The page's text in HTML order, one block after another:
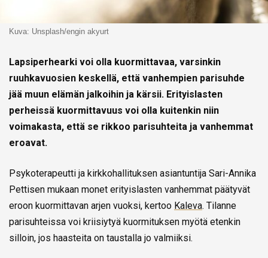
Kuva: Unsplash/engin akyurt
Lapsiperhearki voi olla kuormittavaa, varsinkin
ruuhkavuosien keskellä, että vanhempien parisuhde
jää muun elämän jalkoihin ja kärsii. Erityislasten
perheissä kuormittavuus voi olla kuitenkin niin
voimakasta, että se rikkoo parisuhteita ja vanhemmat
eroavat.
Psykoterapeutti ja kirkkohallituksen asiantuntija Sari-Annika
Pettisen mukaan monet erityislasten vanhemmat päätyvät
eroon kuormittavan arjen vuoksi, kertoo Kaleva. Tilanne
parisuhteissa voi kriisiytyä kuormituksen myötä etenkin
silloin, jos haasteita on taustalla jo valmiiksi.